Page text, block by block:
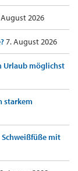
2026
7. August 2026
Urlaub möglichst
starkem
mit